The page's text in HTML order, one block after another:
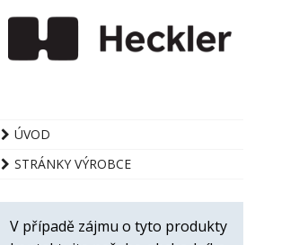
ÚVOD
STRÁNKY VÝROBCE
V případě zájmu o tyto produkty